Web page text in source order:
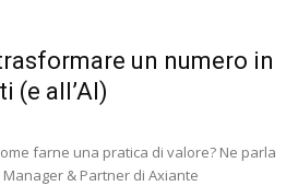
un numero in
(e all’AI)
farne una pratica di valore? Ne parla
& Partner di Axiante